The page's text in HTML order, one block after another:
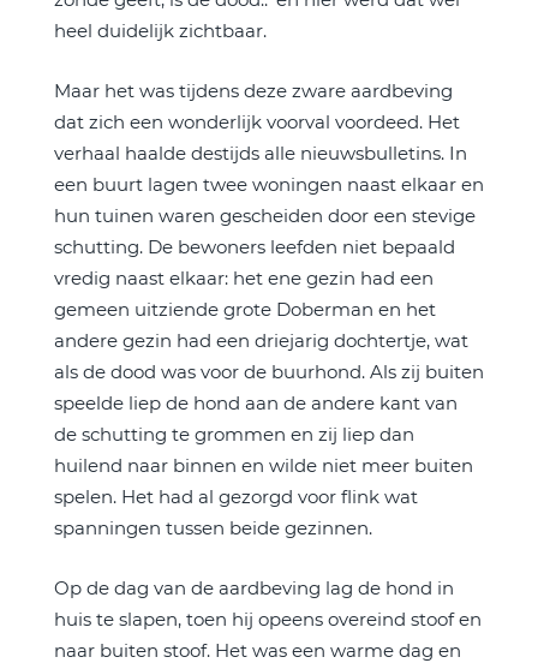
heel duidelijk zichtbaar.
Maar het was tijdens deze zware aardbeving
dat zich een wonderlijk voorval voordeed. Het
verhaal haalde destijds alle nieuwsbulletins. In
een buurt lagen twee woningen naast elkaar en
hun tuinen waren gescheiden door een stevige
schutting. De bewoners leefden niet bepaald
vredig naast elkaar: het ene gezin had een
gemeen uitziende grote Doberman en het
andere gezin had een driejarig dochtertje, wat
als de dood was voor de buurhond. Als zij buiten
speelde liep de hond aan de andere kant van
de schutting te grommen en zij liep dan
huilend naar binnen en wilde niet meer buiten
spelen. Het had al gezorgd voor flink wat
spanningen tussen beide gezinnen.
Op de dag van de aardbeving lag de hond in
huis te slapen, toen hij opeens overeind stoof en
naar buiten stoof. Het was een warme dag en